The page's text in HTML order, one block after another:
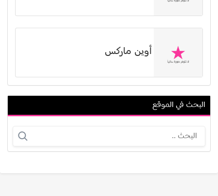
أوين ماركس
دينا سالم
البحث في الموقع